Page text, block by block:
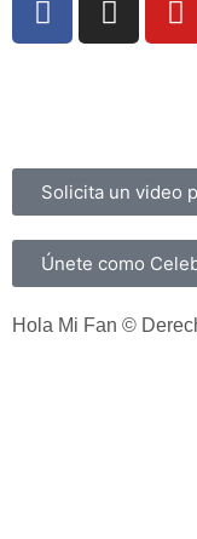
Solicita un video
Únete como
Hola Mi Fan ©